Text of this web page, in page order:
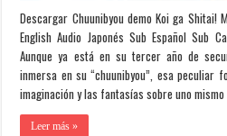
Descargar Chuunibyou demo Koi ga Shitai!
English Audio Japonés Sub Español Sub
Aunque ya está en su tercer año de
inmersa en su “chuunibyou”, esa peculiar
imaginación y las fantasías sobre uno mismo
Leer más »